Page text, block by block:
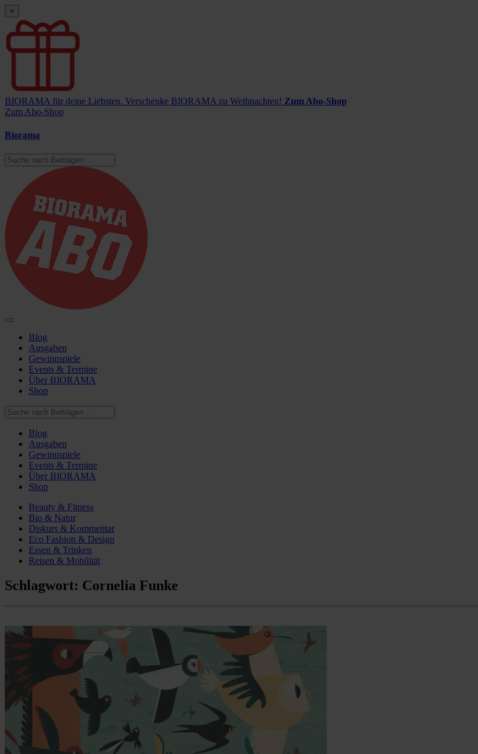
×
BIORAMA für deine Liebsten. Verschenke BIORAMA zu Weihnachten! Zum Abo-Shop
Zum Abo-Shop
Biorama
Blog
Ausgaben
Gewinnspiele
Events & Termine
Über BIORAMA
Shop
Blog
Ausgaben
Gewinnspiele
Events & Termine
Über BIORAMA
Shop
Beauty & Fitness
Bio & Natur
Diskurs & Kommentar
Eco Fashion & Design
Essen & Trinken
Reisen & Mobilität
Schlagwort: Cornelia Funke